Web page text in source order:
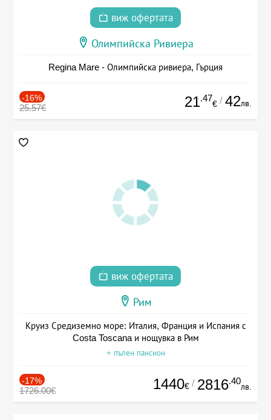
виж офертата
Олимпийска Ривиера
Regina Mare - Олимпийска ривиера, Гърция
-16%
25.57€ 21.47
€ / 42лв.
виж офертата
Рим
Круиз Средиземно море: Италия, Франция и Испания с
Costa Toscana и нощувка в Рим
+ пълен пансион
-17%
1726.00€ 1440€ / 2816.40
лв.